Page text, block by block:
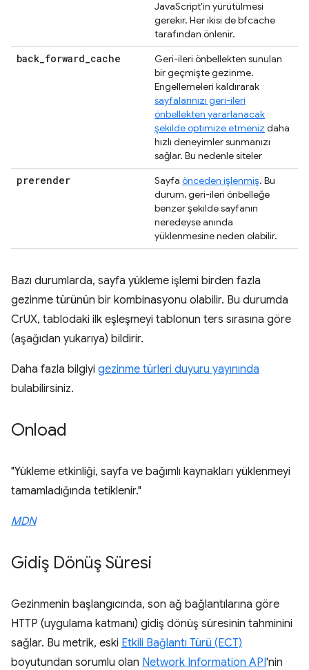
JavaScript'in yürütülmesi
gerekir. Her ikisi de bfcache
tarafından önlenir.
back_forward_cache
Geri-ileri önbellekten sunulan
bir geçmişte gezinme.
Engellemeleri kaldırarak
sayfalarınızı geri-ileri
önbellekten yararlanacak
şekilde optimize etmeniz daha
hızlı deneyimler sunmanızı
sağlar. Bu nedenle siteler
prerender Sayfa önceden işlenmiş. Bu
durum, geri-ileri önbelleğe
benzer şekilde sayfanın
neredeyse anında
yüklenmesine neden olabilir.
Bazı durumlarda, sayfa yükleme işlemi birden fazla
gezinme türünün bir kombinasyonu olabilir. Bu durumda
CrUX, tablodaki ilk eşleşmeyi tablonun ters sırasına göre
(aşağıdan yukarıya) bildirir.
Daha fazla bilgiyi gezinme türleri duyuru yayınında
bulabilirsiniz.
Onload
"Yükleme etkinliği, sayfa ve bağımlı kaynakları yüklenmeyi
tamamladığında tetiklenir."
MDN
Gidiş Dönüş Süresi
Gezinmenin başlangıcında, son ağ bağlantılarına göre
HTTP (uygulama katmanı) gidiş dönüş süresinin tahminini
sağlar. Bu metrik, eski Etkili Bağlantı Türü (ECT)
boyutundan sorumlu olan Network Information API'nin